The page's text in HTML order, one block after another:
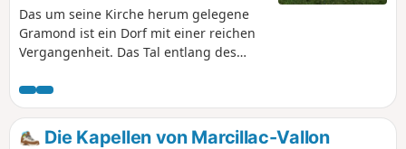
Das um seine Kirche herum gelegene
Gramond ist ein Dorf mit einer reichen
Vergangenheit. Das Tal entlang des
atemberaubenden Blick auf Boussac.
Die Kapellen von Marcillac-Vallon